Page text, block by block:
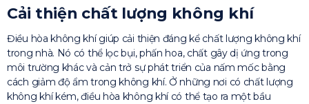
Cải thiện chất lượng không khí
Điều hòa không khí giúp cải thiện đáng kể chất lượng không khí
trong nhà. Nó có thể lọc bụi, phấn hoa, chất gây dị ứng trong
môi trường khác và cản trở sự phát triển của nấm mốc bằng
cách giảm độ ẩm trong không khí. Ở những nơi có chất lượng
không khí kém, điều hòa không khí có thể tạo ra một bầu